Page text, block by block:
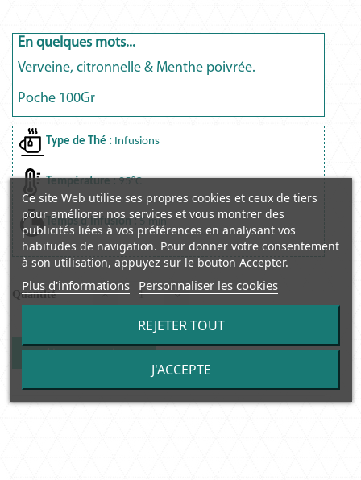
En quelques mots...
Verveine, citronnelle & Menthe poivrée.
Poche 100Gr
Type de Thé : Infusions
Température :95°C
Temps d'infusion :5 min
Quantité
Ajouter au panier
Ce site Web utilise ses propres cookies et ceux de tiers
pour améliorer nos services et vous montrer des
publicités liées à vos préférences en analysant vos
habitudes de navigation. Pour donner votre consentement
à son utilisation, appuyez sur le bouton Accepter.
Plus d'informations Personnaliser les cookies
REJETER TOUT
J'ACCEPTE